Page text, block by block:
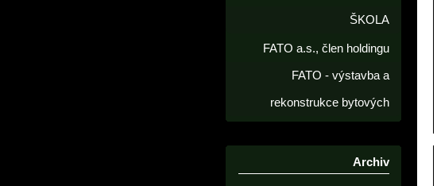
ŠKOLA
FATO a.s., člen holdingu
FATO - výstavba a
rekonstrukce bytových
Archiv